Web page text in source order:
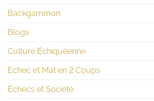
Backgammon
Blogs
Culture Échiquéenne
Echec et Mat en 2 Coups
Échecs et Société